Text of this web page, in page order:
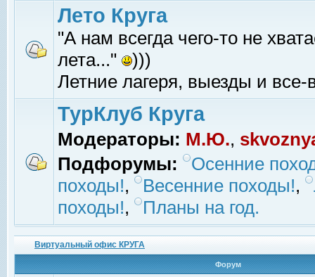
Лето Круга
"А нам всегда чего-то не
лета..."
)))
Летние лагеря, выезды и все-
ТурКлуб Круга
Модераторы: М.Ю.,
Подфорумы:
Осенние
походы!, Весенние походы!,
походы!, Планы на год.
Виртуальный офис КРУГА
Форум